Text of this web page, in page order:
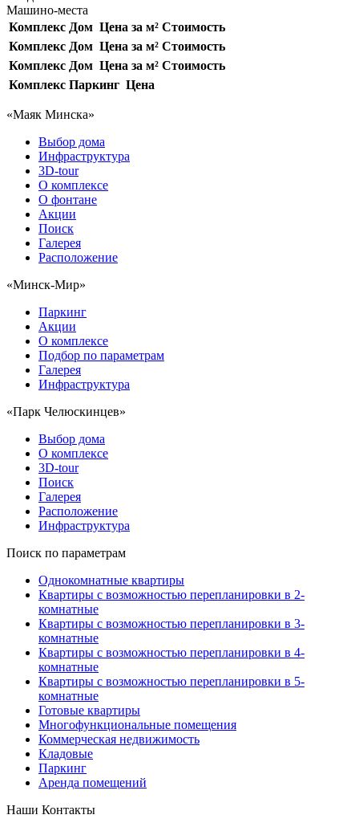
Машино-места
Комплекс Дом Цена за м² Стоимость
Комплекс Дом Цена за м² Стоимость
Комплекс Дом Цена за м² Стоимость
Комплекс Паркинг Цена
«Маяк Минска»
Выбор дома
Инфраструктура
3D-tour
О комплексе
О фонтане
Акции
Поиск
Галерея
Расположение
«Минск-Мир»
Паркинг
Акции
О комплексе
Подбор по параметрам
Галерея
Инфраструктура
«Парк Челюскинцев»
Выбор дома
О комплексе
3D-tour
Поиск
Галерея
Расположение
Инфраструктура
Поиск по параметрам
Однокомнатные квартиры
Квартиры с возможностью перепланировки в 2-
комнатные
Квартиры с возможностью перепланировки в 3-
комнатные
Квартиры с возможностью перепланировки в 4-
комнатные
Квартиры с возможностью перепланировки в 5-
комнатные
Готовые квартиры
Многофункциональные помещения
Коммерческая недвижимость
Кладовые
Паркинг
Аренда помещений
Наши Контакты